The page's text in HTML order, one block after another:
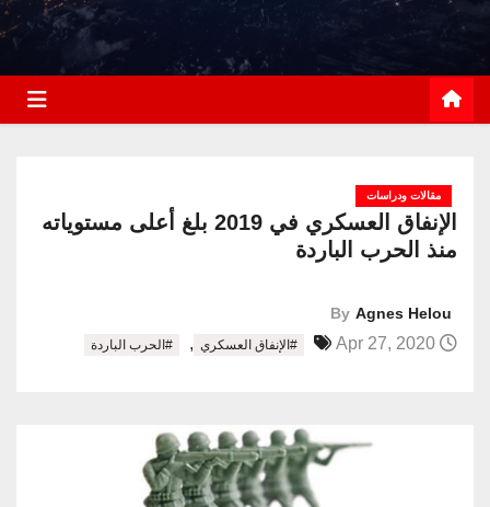
مقالات ودراسات
الإنفاق العسكري في 2019 بلغ أعلى مستوياته
منذ الحرب الباردة
By Agnes Helou
#الإنفاق العسكري , #الحرب الباردة